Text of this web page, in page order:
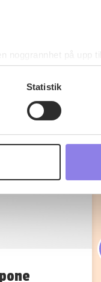
noggrannhet på upp
kännetecken
in dina preferenser i
eller äldre.
Statistik